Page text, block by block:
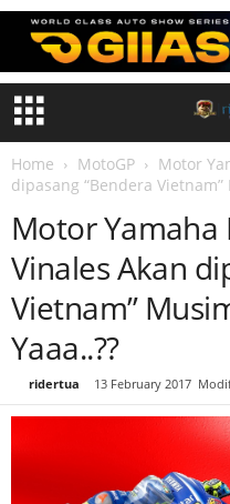
Home MotoGP
Motor
dipasang “Bendera
Motor Yamaha
Vinales Akan
Vietnam”
Yaaa..??
ridertua 13 February 2017